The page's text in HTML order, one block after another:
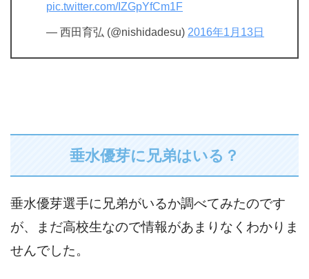
pic.twitter.com/IZGpYfCm1F
— 西田育弘 (@nishidadesu) 2016年1月13日
垂水優芽に兄弟はいる？
垂水優芽選手に兄弟がいるか調べてみたのです
が、まだ高校生なので情報があまりなくわかりま
せんでした。